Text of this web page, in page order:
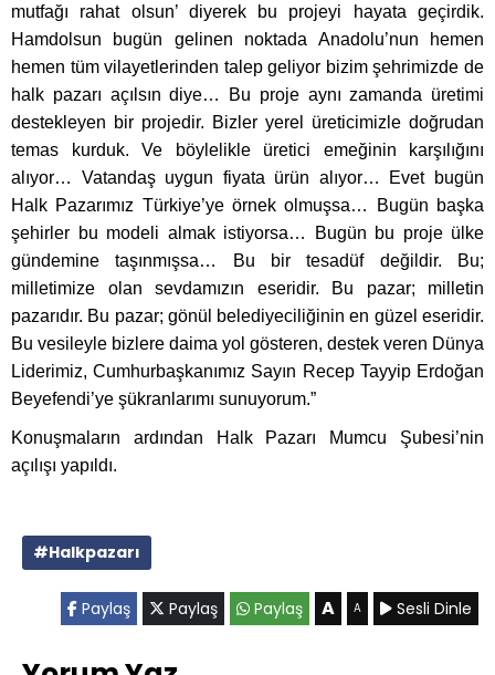
mutfağı rahat olsun’ diyerek bu projeyi hayata geçirdik.
Hamdolsun bugün gelinen noktada Anadolu’nun hemen
hemen tüm vilayetlerinden talep geliyor bizim şehrimizde de
halk pazarı açılsın diye… Bu proje aynı zamanda üretimi
destekleyen bir projedir. Bizler yerel üreticimizle doğrudan
temas kurduk. Ve böylelikle üretici emeğinin karşılığını
alıyor… Vatandaş uygun fiyata ürün alıyor… Evet bugün
Halk Pazarımız Türkiye’ye örnek olmuşsa… Bugün başka
şehirler bu modeli almak istiyorsa… Bugün bu proje ülke
gündemine taşınmışsa… Bu bir tesadüf değildir. Bu;
milletimize olan sevdamızın eseridir. Bu pazar; milletin
pazarıdır. Bu pazar; gönül belediyeciliğinin en güzel eseridir.
Bu vesileyle bizlere daima yol gösteren, destek veren Dünya
Liderimiz, Cumhurbaşkanımız Sayın Recep Tayyip Erdoğan
Beyefendi’ye şükranlarımı sunuyorum.”
Konuşmaların ardından Halk Pazarı Mumcu Şubesi’nin
açılışı yapıldı.
#Halkpazarı
Paylaş Paylaş Paylaş A A Sesli Dinle